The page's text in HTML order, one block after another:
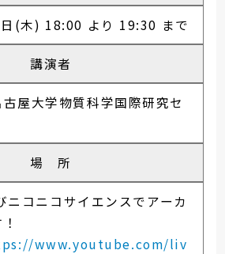
(木) 18:00 より 19:30 まで
講演者
屋大学物質科学国際研究セ
場 所
コニコサイエンスでアーカ
www.youtube.com/liv